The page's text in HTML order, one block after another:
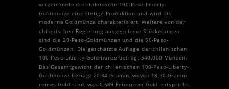
verzeichnete die chilenische 100-Peso-Liberty-
Goldmünze eine stetige Produktion und wird als
moderne Goldmünze charakterisiert. Weitere von der
chilenischen Regierung ausgegebene Stückelungen
sind die 20-Peso-Goldmünzen und die 50-Peso-
Goldmünzen. Die geschätzte Auflage der chilenischen
100-Peso-Liberty-Goldmünze beträgt 540.000 Münzen.
Das Gesamtgewicht der chilenischen 100-Peso-Liberty-
Goldmünze beträgt 20,34 Gramm, wovon 18,30 Gramm
reines Gold sind, was 0,589 Feinunzen Gold entspricht.